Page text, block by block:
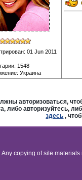
01 Jun 2011
1548
Украина
авторизоваться,
либо авторизуйтесь,
здесь ,
Any copying of site